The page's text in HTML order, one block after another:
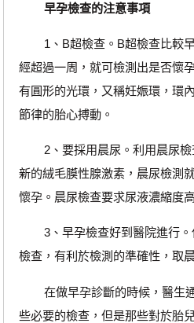
早孕檢查的注意事項
1、B超檢查。B超檢查比較早
經超過一周，就可檢測出是否懷
有圓形的光環，又稱妊娠環，環
節律的胎心搏動。
2、要採用晨尿。利用晨尿檢
新的絨毛膜性腺激素，晨尿檢測
懷孕。晨尿檢查要求尿液濃縮度
3、早孕檢查好到醫院進行。
檢查，有利於檢測的準確性，取
在做早孕診斷的時候，醫生通
些必要的檢查，但是那些對於胎